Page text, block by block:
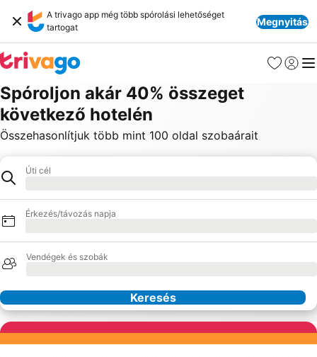
A trivago app még több spórolási lehetőséget
tartogat
Megnyitás
Kedvencek
Spóroljon akár 40% összeget
következő hotelén
Összehasonlítjuk több mint 100 oldal szobaárait
Hotel
Úti cél
Érkezés/távozás napja
Vendégek és szobák
Keresés
Partnereink